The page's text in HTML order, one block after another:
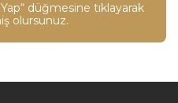
düğmesine tıklayarak
olursunuz.